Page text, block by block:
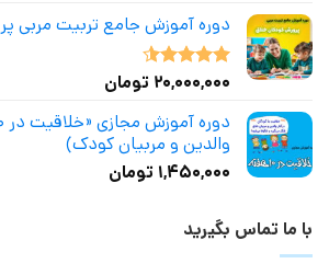
دوره آموزش جامع تربیت مربی
نمره4.50
۲۰,۰۰۰,۰۰۰ تومان
والدین و مربیان کودک)
۱,۴۵۰,۰۰۰ تومان
با ما تماس بگیرید